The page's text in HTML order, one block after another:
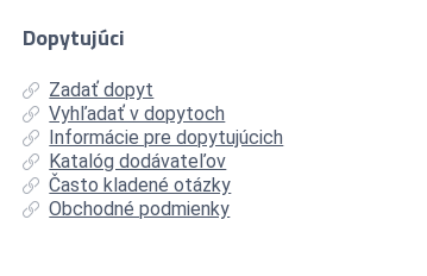
Dopytujúci
Zadať dopyt
Vyhľadať v dopytoch
Informácie pre dopytujúcich
Katalóg dodávateľov
Často kladené otázky
Obchodné podmienky